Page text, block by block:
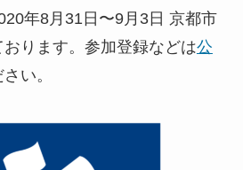
年8月31日〜9月3日 京都市
ります。参加登録などは公
い。